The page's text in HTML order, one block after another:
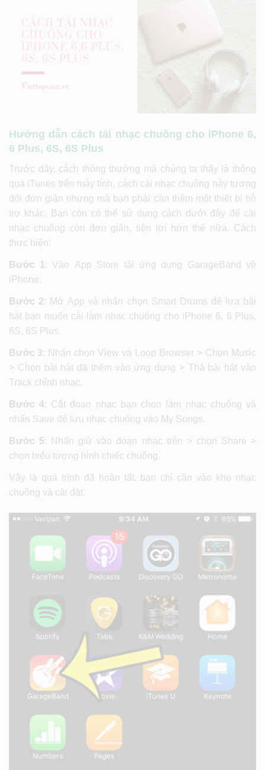
Hướng dẫn cách tải nhạc chuông cho iPhone 6,
6 Plus, 6S, 6S Plus
Trước đây, cách thông thường mà chúng ta thấy là thông
qua iTunes trên máy tính, cách cài nhạc chuông này tương
đối đơn giản nhưng mà bạn phải cần thêm một thiết bị hỗ
trợ khác. Bạn còn có thể sử dụng cách dưới đây để cài
nhạc chuông còn đơn giản, tiện lợi hơn thế nữa. Cách
thực hiện:
Bước 1 : Vào App Store tải ứng dụng GarageBand về
iPhone.
Bước 2: Mở App và nhấn chọn Smart Drums để lựa bài
hát bạn muốn cài làm nhạc chuông cho iPhone 6, 6 Plus,
6S, 6S Plus.
Bước 3: Nhấn chọn View và Loop Browser > Chọn Music
> Chọn bài hát đã thêm vào ứng dụng > Thả bài hát vào
Track chỉnh nhạc.
Bước 4: Cắt đoạn nhạc bạn chọn làm nhạc chuông và
nhấn Save để lưu nhạc chuông vào My Songs.
Bước 5: Nhấn giữ vào đoạn nhạc trên > chọn Share >
chọn biểu tượng hình chiếc chuông.
Vậy là quá trình đã hoàn tất, bạn chỉ cần vào kho nhạc
chuông và cài đặt.